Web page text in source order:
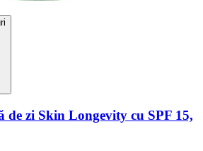
de zi Skin Longevity cu SPF 15,